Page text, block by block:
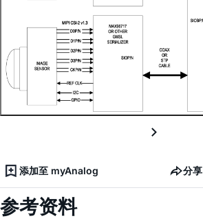
添加至 myAnalog 分享
参考资料